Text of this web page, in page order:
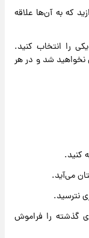
که به آن‌ها علاقه
را انتخاب کنید.
شد و در هر
می‌آید.
گذشته را فراموش